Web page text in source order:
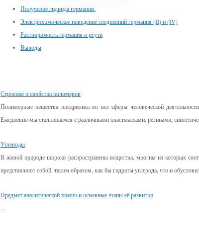
Получение гидрида германия.
Электрохимическое поведение соединений германия (II) и (IV)
Растворимость германия в ртути
Выводы
Строение и свойства полимеров
Полимерные вещества внедрились во все сферы человеческой
Ежедневно мы сталкиваемся с различными пластмассами, резинами,
Углеводы
В живой природе широко распространены вещества, многим из которых
представляют собой, таким образом, как бы гидраты углерода, что и
Предмет аналитической химии и основные этапы её развития
...